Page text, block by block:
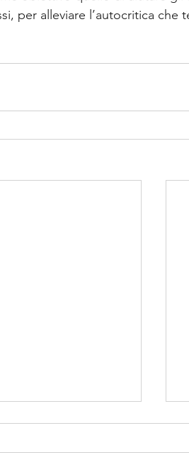
per alleviare l’autocritica che